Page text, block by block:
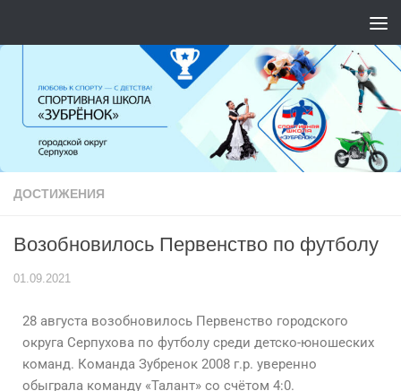
ДОСТИЖЕНИЯ
Возобновилось Первенство по футболу
01.09.2021
28 августа возобновилось Первенство городского
округа Серпухова по футболу среди детско-юношеских
команд. Команда Зубренок 2008 г.р. уверенно
обыграла команду «Талант» со счётом 4:0.